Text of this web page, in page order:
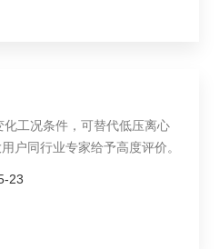
工况条件，可替代低压离心
户同行业专家给予高度评价。
23